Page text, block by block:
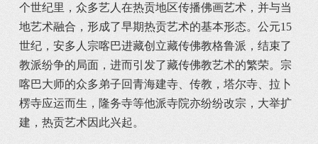
个世纪里，众多艺人在热贡地区传播佛画艺术，并与当
地艺术融合，形成了早期热贡艺术的基本形态。公元15
世纪，安多人宗喀巴进藏创立藏传佛教格鲁派，结束了
教派纷争的局面，进而引发了藏传佛教艺术的繁荣。宗
喀巴大师的众多弟子回青海建寺、传教，塔尔寺、拉卜
楞寺应运而生，隆务寺等他派寺院亦纷纷改宗，大举扩
建，热贡艺术因此兴起。